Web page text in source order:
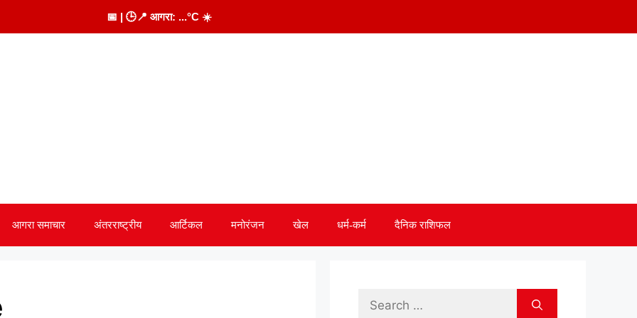
📅 | 🕒📍 आगरा: ...°C ☀️
आगरा समाचार अंतरराष्ट्रीय आर्टिकल मनोरंजन खेल धर्म-कर्म दैनिक राशिफल
Search